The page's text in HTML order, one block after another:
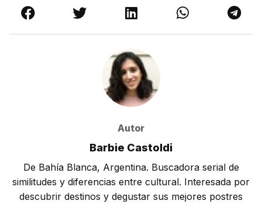
Autor
Barbie Castoldi
De Bahía Blanca, Argentina. Buscadora serial de
similitudes y diferencias entre cultural. Interesada por
descubrir destinos y degustar sus mejores postres